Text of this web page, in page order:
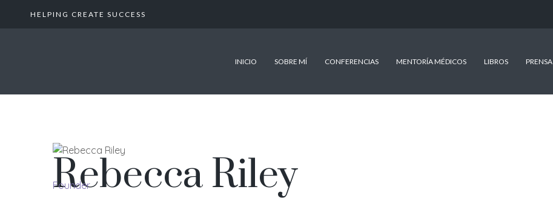
HELPING CREATE SUCCESS
INICIO SOBRE MÍ CONFERENCIAS MENTORÍA MÉDICOS LIBROS PRENSA
Rebecca Riley
Founder